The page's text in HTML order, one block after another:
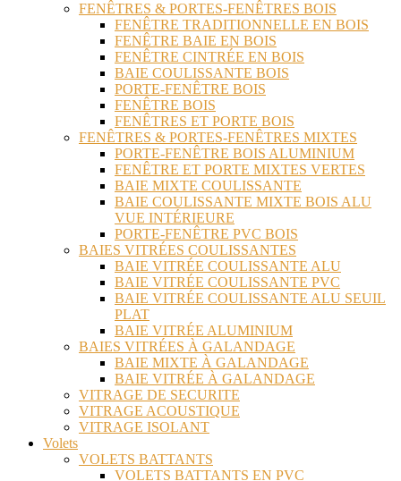
FENÊTRES & PORTES-FENÊTRES BOIS
FENÊTRE TRADITIONNELLE EN BOIS
FENÊTRE BAIE EN BOIS
FENÊTRE CINTRÉE EN BOIS
BAIE COULISSANTE BOIS
PORTE-FENÊTRE BOIS
FENÊTRE BOIS
FENÊTRES ET PORTE BOIS
FENÊTRES & PORTES-FENÊTRES MIXTES
PORTE-FENÊTRE BOIS ALUMINIUM
FENÊTRE ET PORTE MIXTES VERTES
BAIE MIXTE COULISSANTE
BAIE COULISSANTE MIXTE BOIS ALU
VUE INTÉRIEURE
PORTE-FENÊTRE PVC BOIS
BAIES VITRÉES COULISSANTES
BAIE VITRÉE COULISSANTE ALU
BAIE VITRÉE COULISSANTE PVC
BAIE VITRÉE COULISSANTE ALU SEUIL
PLAT
BAIE VITRÉE ALUMINIUM
BAIES VITRÉES À GALANDAGE
BAIE MIXTE À GALANDAGE
BAIE VITRÉE À GALANDAGE
VITRAGE DE SECURITE
VITRAGE ACOUSTIQUE
VITRAGE ISOLANT
Volets
VOLETS BATTANTS
VOLETS BATTANTS EN PVC